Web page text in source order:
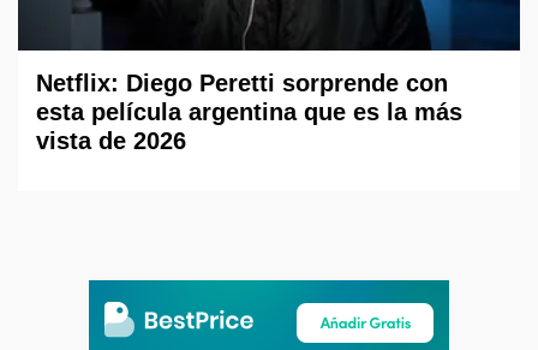
Netflix: Diego Peretti sorprende con
esta película argentina que es la más
vista de 2026